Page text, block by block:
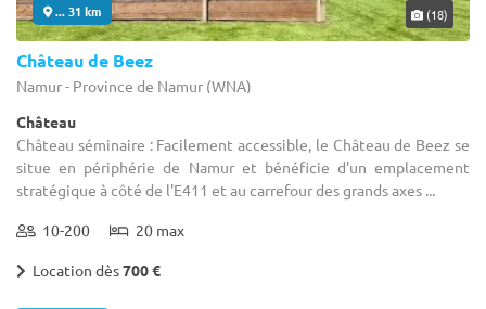
... 31 km (18)
Château de Beez
Namur - Province de Namur (WNA)
Château
Château séminaire : Facilement accessible, le Château de Beez se
situe en périphérie de Namur et bénéficie d'un emplacement
stratégique à côté de l'E411 et au carrefour des grands axes ...
10-200 20 max
Location dès700 €